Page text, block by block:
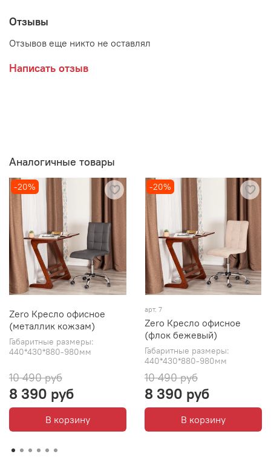
Отзывы
Отзывов еще никто не оставлял
Написать отзыв
Аналогичные товары
-20%
Zero Кресло офисное
(металлик кожзам)
Габаритные размеры:
440*430*880-980мм
10 490 руб
8 390 руб
В корзину
-20%
арт. 7
Zero Кресло офисное
(флок бежевый)
Габаритные размеры:
440*430*880-980мм
10 490 руб
8 390 руб
В корзину